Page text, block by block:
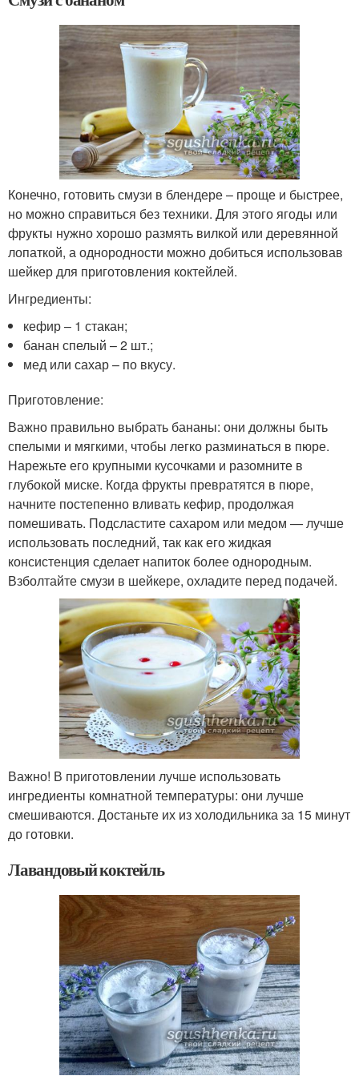
Конечно, готовить смузи в блендере – проще и быстрее,
но можно справиться без техники. Для этого ягоды или
фрукты нужно хорошо размять вилкой или деревянной
лопаткой, а однородности можно добиться использовав
шейкер для приготовления коктейлей.
Ингредиенты:
кефир – 1 стакан;
банан спелый – 2 шт.;
мед или сахар – по вкусу.
Приготовление:
Важно правильно выбрать бананы: они должны быть
спелыми и мягкими, чтобы легко разминаться в пюре.
Нарежьте его крупными кусочками и разомните в
глубокой миске. Когда фрукты превратятся в пюре,
начните постепенно вливать кефир, продолжая
помешивать. Подсластите сахаром или медом — лучше
использовать последний, так как его жидкая
консистенция сделает напиток более однородным.
Взболтайте смузи в шейкере, охладите перед подачей.
Важно! В приготовлении лучше использовать
ингредиенты комнатной температуры: они лучше
смешиваются. Достаньте их из холодильника за 15 минут
до готовки.
Лавандовый коктейль